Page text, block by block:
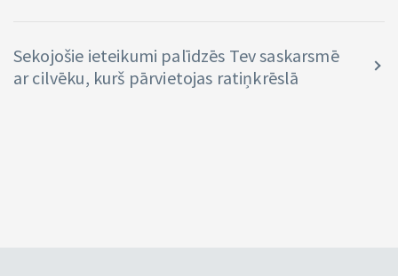
Sekojošie ieteikumi palīdzēs Tev saskarsmē
ar cilvēku, kurš pārvietojas ratiņkrēslā